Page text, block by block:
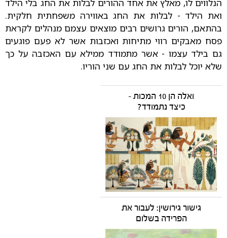
הנלווים לו, מאלץ את אחד ההורים לבלות את החג בלי הילד
ואת הילד - לבלות את החג באווירה משפחתית חלקית.
בהתאם, הורים גרושים רבים מוצאים עצמם מנהלים לקראת
פסח מאבקים רווי מתיחות ואכזבות אשר לא פעם פוגעים
גם בילד עצמו - אשר מתמודד ממילא עם האכזבה על כך
שלא יוכל לבלות את החג עם שני הוריו.
ואלה הן 10 המכות -
כיצד נתמודד?
גישור גירושין: לעבור את
הפרידה בשלום